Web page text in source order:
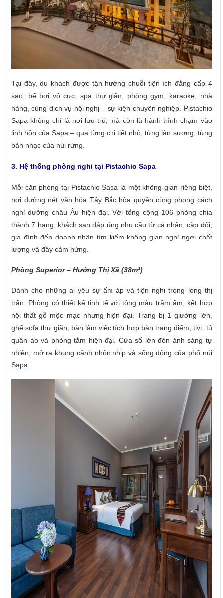
Tại đây, du khách được tận hưởng chuỗi tiện ích đẳng cấp 4
sao: bể bơi vô cực, spa thư giãn, phòng gym, karaoke, nhà
hàng, cùng dịch vụ hội nghị – sự kiện chuyên nghiệp. Pistachio
Sapa không chỉ là nơi lưu trú, mà còn là hành trình chạm vào
linh hồn của Sapa – qua từng chi tiết nhỏ, từng làn sương, từng
bản nhạc của núi rừng.
3. Hệ thống phòng nghỉ tại Pistachio Sapa
Mỗi căn phòng tại Pistachio Sapa là một không gian riêng biệt,
nơi đường nét văn hóa Tây Bắc hòa quyện cùng phong cách
nghỉ dưỡng châu Âu hiện đại. Với tổng cộng 106 phòng chia
thành 7 hạng, khách sạn đáp ứng nhu cầu từ cá nhân, cặp đôi,
gia đình đến doanh nhân tìm kiếm không gian nghỉ ngơi chất
lượng và đầy cảm hứng.
Phòng Superior – Hướng Thị Xã (38m²)
Dành cho những ai yêu sự ấm áp và tiện nghi trong lòng thị
trấn. Phòng có thiết kế tinh tế với tông màu trầm ấm, kết hợp
nội thất gỗ mộc mạc nhưng hiện đại. Trang bị 1 giường lớn,
ghế sofa thư giãn, bàn làm việc tích hợp bàn trang điểm, tivi, tủ
quần áo và phòng tắm hiện đại. Cửa sổ lớn đón ánh sáng tự
nhiên, mở ra khung cảnh nhộn nhịp và sống động của phố núi
Sapa.